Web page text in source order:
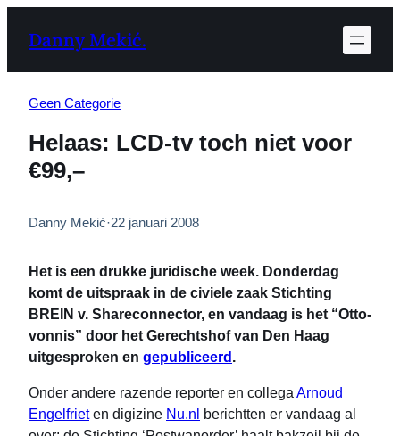
naarDanny Mekić.
Geen Categorie
Helaas: LCD-tv toch niet voor
€99,–
Danny Mekić·22 januari 2008
Het is een drukke juridische week. Donderdag
komt de uitspraak in de civiele zaak Stichting
BREIN v. Shareconnector, en vandaag is het “Otto-
vonnis” door het Gerechtshof van Den Haag
uitgesproken en gepubliceerd.
Onder andere razende reporter en collega Arnoud
Engelfrieten digizine Nu.nl berichtten er vandaag al